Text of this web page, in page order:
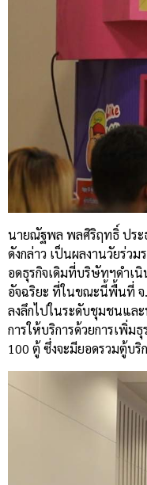
นายณัฐพล พลศิริฤทธิ์ ประ
ดังกล่าว เป็นผลงานวัยร่ว
อดธุรกิจเดิมที่บริษัทฯดำเ
อัจฉริยะ ที่ในขณะนี้พื้นที่ จ
ลงลึกไปในระดับชุมชนแล
การให้บริการด้วยการเพิ่
100 ตู้ ซึ่งจะมียอดรวมตู้บริ